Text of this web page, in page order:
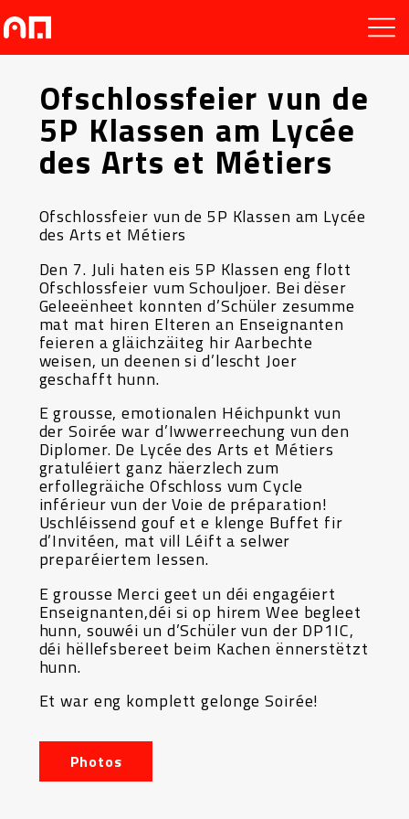
Ofschlossfeier vun de
5P Klassen am Lycée
des Arts et Métiers
Ofschlossfeier vun de 5P Klassen am Lycée
des Arts et Métiers
Den 7. Juli haten eis 5P Klassen eng flott
Ofschlossfeier vum Schouljoer. Bei dëser
Geleeënheet konnten d’Schüler zesumme
mat mat hiren Elteren an Enseignanten
feieren a gläichzäiteg hir Aarbechte
weisen, un deenen si d’lescht Joer
geschafft hunn.
E grousse, emotionalen Héichpunkt vun
der Soirée war d’Iwwerreechung vun den
Diplomer. De Lycée des Arts et Métiers
gratuléiert ganz häerzlech zum
erfollegräiche Ofschloss vum Cycle
inférieur vun der Voie de préparation!
Uschléissend gouf et e klenge Buffet fir
d’Invitéen, mat vill Léift a selwer
preparéiertem Iessen.
E grousse Merci geet un déi engagéiert
Enseignanten,déi si op hirem Wee begleet
hunn, souwéi un d’Schüler vun der DP1IC,
déi hëllefsbereet beim Kachen ënnerstëtzt
hunn.
Et war eng komplett gelonge Soirée!
Photos